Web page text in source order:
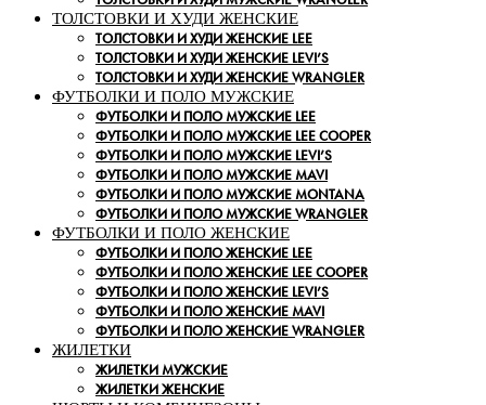
ТОЛСТОВКИ И ХУДИ ЖЕНСКИЕ
ТОЛСТОВКИ И ХУДИ ЖЕНСКИЕ LEE
ТОЛСТОВКИ И ХУДИ ЖЕНСКИЕ LEVI’S
ТОЛСТОВКИ И ХУДИ ЖЕНСКИЕ WRANGLER
ФУТБОЛКИ И ПОЛО МУЖСКИЕ
ФУТБОЛКИ И ПОЛО МУЖСКИЕ LEE
ФУТБОЛКИ И ПОЛО МУЖСКИЕ LEE COOPER
ФУТБОЛКИ И ПОЛО МУЖСКИЕ LEVI’S
ФУТБОЛКИ И ПОЛО МУЖСКИЕ MAVI
ФУТБОЛКИ И ПОЛО МУЖСКИЕ MONTANA
ФУТБОЛКИ И ПОЛО МУЖСКИЕ WRANGLER
ФУТБОЛКИ И ПОЛО ЖЕНСКИЕ
ФУТБОЛКИ И ПОЛО ЖЕНСКИЕ LEE
ФУТБОЛКИ И ПОЛО ЖЕНСКИЕ LEE COOPER
ФУТБОЛКИ И ПОЛО ЖЕНСКИЕ LEVI’S
ФУТБОЛКИ И ПОЛО ЖЕНСКИЕ MAVI
ФУТБОЛКИ И ПОЛО ЖЕНСКИЕ WRANGLER
ЖИЛЕТКИ
ЖИЛЕТКИ МУЖСКИЕ
ЖИЛЕТКИ ЖЕНСКИЕ